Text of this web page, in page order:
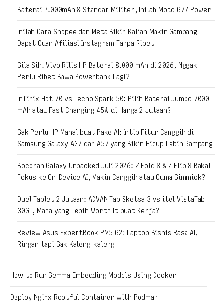
Baterai 7.000mAh & Standar Militer, Inilah Moto G77 Power
Inilah Cara Shopee dan Meta Bikin Kalian Makin Gampang
Dapat Cuan Afiliasi Instagram Tanpa Ribet
Gila Sih! Vivo Rilis HP Baterai 8.000 mAh di 2026, Nggak
Perlu Ribet Bawa Powerbank Lagi?
Infinix Hot 70 vs Tecno Spark 50: Pilih Baterai Jumbo 7000
mAh atau Fast Charging 45W di Harga 2 Jutaan?
Gak Perlu HP Mahal buat Pake AI: Intip Fitur Canggih di
Samsung Galaxy A37 dan A57 yang Bikin Hidup Lebih Gampang
Bocoran Galaxy Unpacked Juli 2026: Z Fold 8 & Z Flip 8 Bakal
Fokus ke On-Device AI, Makin Canggih atau Cuma Gimmick?
Duel Tablet 2 Jutaan: ADVAN Tab Sketsa 3 vs itel VistaTab
30GT, Mana yang Lebih Worth It buat Kerja?
Review Asus ExpertBook PM5 G2: Laptop Bisnis Rasa AI,
Ringan tapi Gak Kaleng-kaleng
How to Run Gemma Embedding Models Using Docker
Deploy Nginx Rootful Container with Podman